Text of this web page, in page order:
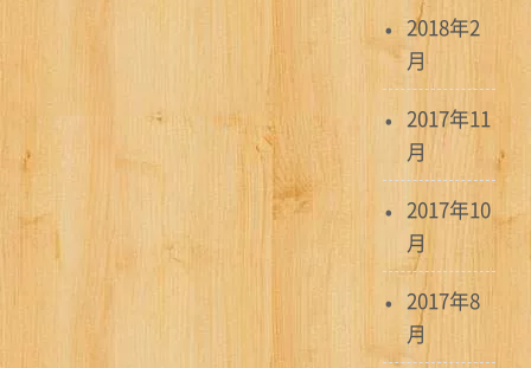
2018年2
月
2017年11
月
2017年10
月
2017年8
月